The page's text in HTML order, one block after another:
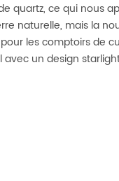
quartz, ce qui nous
naturelle, mais la
les comptoirs de
un design